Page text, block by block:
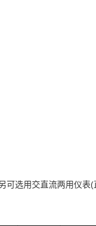
可选用交直流两用仪表(